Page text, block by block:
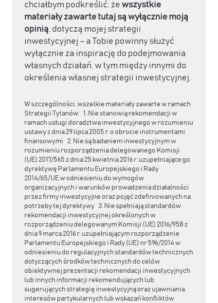
chciałbym podkreślić, że wszystkie
materiały zawarte tutaj są wyłącznie moją
opinią, dotyczą mojej strategii
inwestycyjnej – a Tobie powinny służyć
wyłącznie za inspirację do podejmowania
własnych działań, w tym między innymi do
określenia własnej strategii inwestycyjnej.
W szczególności, wszelkie materiały zawarte w ramach
Strategii Tytanów: 1. Nie stanowią rekomendacji w
ramach usługi doradztwa inwestycyjnego w rozumieniu
ustawy z dnia 29 lipca 2005 r. o obrocie instrumentami
finansowymi 2. Nie są badaniem inwestycyjnym w
rozumieniu rozporządzenia delegowanego Komisji
(UE) 2017/565 z dnia 25 kwietnia 2016 r. uzupełniające go
dyrektywę Parlamentu Europejskiego i Rady
2014/65/UE w odniesieniu do wymogów
organizacyjnych i warunków prowadzenia działalności
przez firmy inwestycyjne oraz pojęć zdefiniowanych na
potrzeby tej dyrektywy 3. Nie spełniają standardów
rekomendacji inwestycyjnej określonych w
rozporządzeniu delegowanym Komisji (UE) 2016/958 z
dnia 9 marca 2016 r. uzupełniającym rozporządzenie
Parlamentu Europejskiego i Rady (UE) nr 596/2014 w
odniesieniu do regulacyjnych standardów technicznych
dotyczących środków technicznych do celów
obiektywnej prezentacji rekomendacji inwestycyjnych
lub innych informacji rekomendujących lub
sugerujących strategię inwestycyjną oraz ujawniania
interesów partykularnych lub wskazań konfliktów